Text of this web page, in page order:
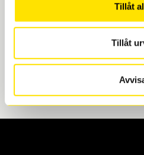
Tillåt
Tillåt
upphämtning eller service.
vi till att de uppfyller alla